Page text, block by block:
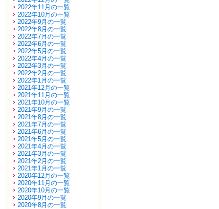
2022年11月の一覧
2022年10月の一覧
2022年9月の一覧
2022年8月の一覧
2022年7月の一覧
2022年6月の一覧
2022年5月の一覧
2022年4月の一覧
2022年3月の一覧
2022年2月の一覧
2022年1月の一覧
2021年12月の一覧
2021年11月の一覧
2021年10月の一覧
2021年9月の一覧
2021年8月の一覧
2021年7月の一覧
2021年6月の一覧
2021年5月の一覧
2021年4月の一覧
2021年3月の一覧
2021年2月の一覧
2021年1月の一覧
2020年12月の一覧
2020年11月の一覧
2020年10月の一覧
2020年9月の一覧
2020年8月の一覧